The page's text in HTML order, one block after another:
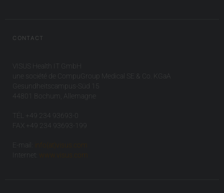
CONTACT
VISUS Health IT GmbH
une société de CompuGroup Medical SE & Co. KGaA
Gesundheitscampus-Süd 15
44801 Bochum, Allemagne
TÉL +49 234 93693-0
FAX +49 234 93693-199
E-mail:
info(at)visus.com
Internet:
www.visus.com